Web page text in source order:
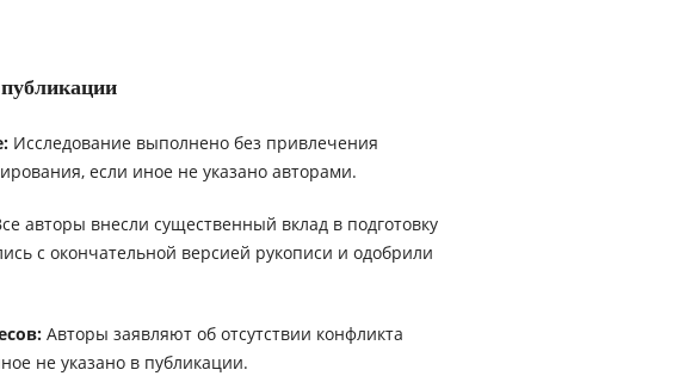
Исследование выполнено без привлечения
если иное не указано авторами.
авторы внесли существенный вклад в подготовку
с окончательной версией рукописи и одобрили
Авторы заявляют об отсутствии конфликта
не указано в публикации.